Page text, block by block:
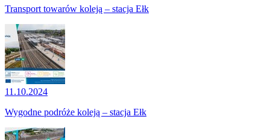
Transport towarów koleją – stacja Ełk
11.10.2024
Wygodne podróże koleją – stacja Ełk